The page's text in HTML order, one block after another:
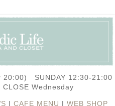
20:00) SUNDAY 12:30-21:00
Wednesday
| CAFE MENU | WEB SHOP